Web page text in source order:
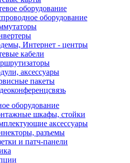
оборудование
оборудование
Интернет - центры
кабели
аксессуары
пакеты
оборудование
шкафы, стойки
аксессуары
разъемы
и патч-панели